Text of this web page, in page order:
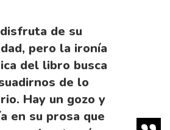
de su
pero la ironía
del libro busca
de lo
Hay un gozo y
en su prosa que